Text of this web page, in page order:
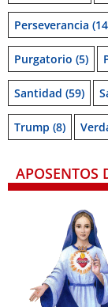
Perseverancia
Purgatorio (5)
Santidad (59)
Trump (8)
APOSENTOS